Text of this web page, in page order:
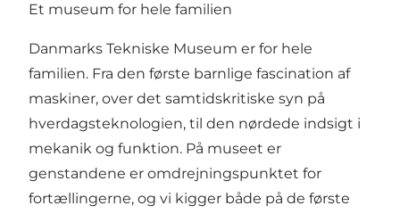
Et museum for hele familien
Danmarks Tekniske Museum er for hele
familien. Fra den første barnlige fascination af
maskiner, over det samtidskritiske syn på
hverdagsteknologien, til den nørdede indsigt i
mekanik og funktion. På museet er
genstandene er omdrejningspunktet for
fortællingerne, og vi kigger både på de første